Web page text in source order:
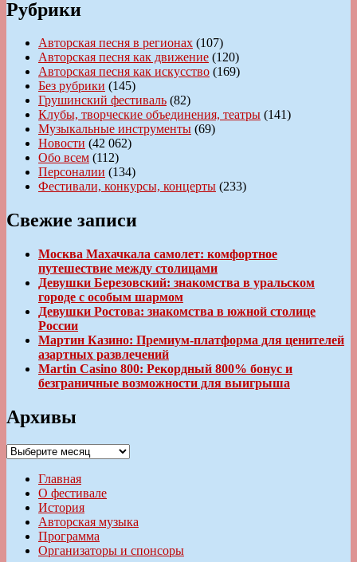
Рубрики
Авторская песня в регионах (107)
Авторская песня как движение (120)
Авторская песня как искусство (169)
Без рубрики (145)
Грушинский фестиваль (82)
Клубы, творческие объединения, театры (141)
Музыкальные инструменты (69)
Новости (42 062)
Обо всем (112)
Персоналии (134)
Фестивали, конкурсы, концерты (233)
Свежие записи
Москва Махачкала самолет: комфортное
путешествие между столицами
Девушки Березовский: знакомства в уральском
городе с особым шармом
Девушки Ростова: знакомства в южной столице
России
Мартин Казино: Премиум-платформа для ценителей
азартных развлечений
Martin Casino 800: Рекордный 800% бонус и
безграничные возможности для выигрыша
Архивы
Архивы
Главная
О фестивале
История
Авторская музыка
Программа
Организаторы и спонсоры